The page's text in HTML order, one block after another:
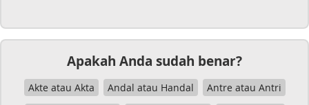
Apakah Anda sudah benar?
Akte atau Akta Andal atau Handal
Antre atau Antri